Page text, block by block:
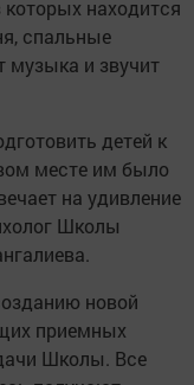
находится
спальные
музыка и звучит
детей к
месте им было
на удивление
Школы
новой
приемных
Школы. Все